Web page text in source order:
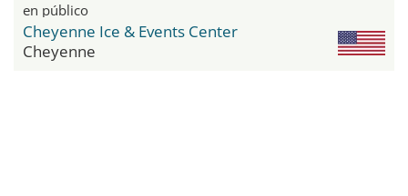
en público
Cheyenne Ice & Events Center
Cheyenne